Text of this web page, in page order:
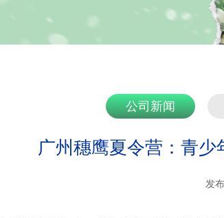
公司新闻
广州穗鹰夏令营：青
发